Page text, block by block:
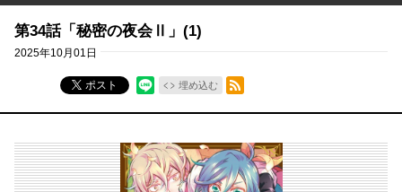
第34話「秘密の夜会Ⅱ」(1)
2025年10月01日
ポスト 埋め込む
RSSフィード